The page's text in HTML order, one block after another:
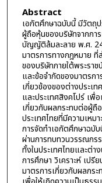
Abstract
เอกัตศึกษาฉบับนี้ มีวัตถุ
ผู้ถือหุ้นของบริษัทจากกา
บัญญัติล้มละลาย พ.ศ.
มาตรการทางกฎหมาย
ของบริษัทภายใต้พระร
และข้อจำกัดของมาตรก
เกี่ยวข้องของต่างประเ
และประเทศสิงคโปร์ เพื่
เกี่ยวกับผลกระทบต่อผู้ถื
ประเทศไทยที่มีความเหม
การจัดทำเอกัตศึกษาฉบั
ผ่านการทบทวนวรรณกร
ทั้งในประเทศไทยและต่า
การศึกษา วิเคราะห์ เปรี
มาตรการเกี่ยวกับผลกร